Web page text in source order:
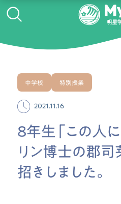
中学校 特別授業
2021.11.16
8年生「この人に
リン博士の郡司
招きしました。